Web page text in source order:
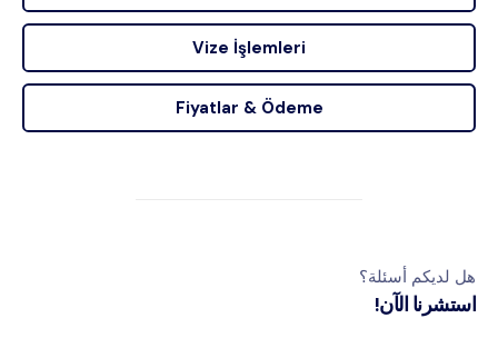
Vize İşlemleri
Fiyatlar & Ödeme
هل لديكم أسئلة؟
استشرنا الآن!